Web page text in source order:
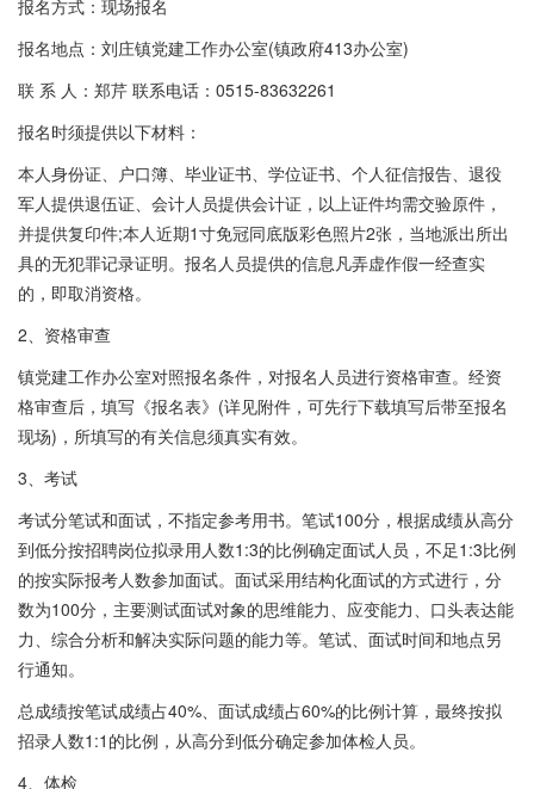
报名方式：现场报名
报名地点：刘庄镇党建工作办公室(镇政府413办公室)
联 系 人：郑芹 联系电话：0515-83632261
报名时须提供以下材料：
本人身份证、户口簿、毕业证书、学位证书、个人征信报告、退役
军人提供退伍证、会计人员提供会计证，以上证件均需交验原件，
并提供复印件;本人近期1寸免冠同底版彩色照片2张，当地派出所出
具的无犯罪记录证明。报名人员提供的信息凡弄虚作假一经查实
的，即取消资格。
2、资格审查
镇党建工作办公室对照报名条件，对报名人员进行资格审查。经资
格审查后，填写《报名表》(详见附件，可先行下载填写后带至报名
现场)，所填写的有关信息须真实有效。
3、考试
考试分笔试和面试，不指定参考用书。笔试100分，根据成绩从高分
到低分按招聘岗位拟录用人数1:3的比例确定面试人员，不足1:3比例
的按实际报考人数参加面试。面试采用结构化面试的方式进行，分
数为100分，主要测试面试对象的思维能力、应变能力、口头表达能
力、综合分析和解决实际问题的能力等。笔试、面试时间和地点另
行通知。
总成绩按笔试成绩占40%、面试成绩占60%的比例计算，最终按拟
招录人数1:1的比例，从高分到低分确定参加体检人员。
4、体检